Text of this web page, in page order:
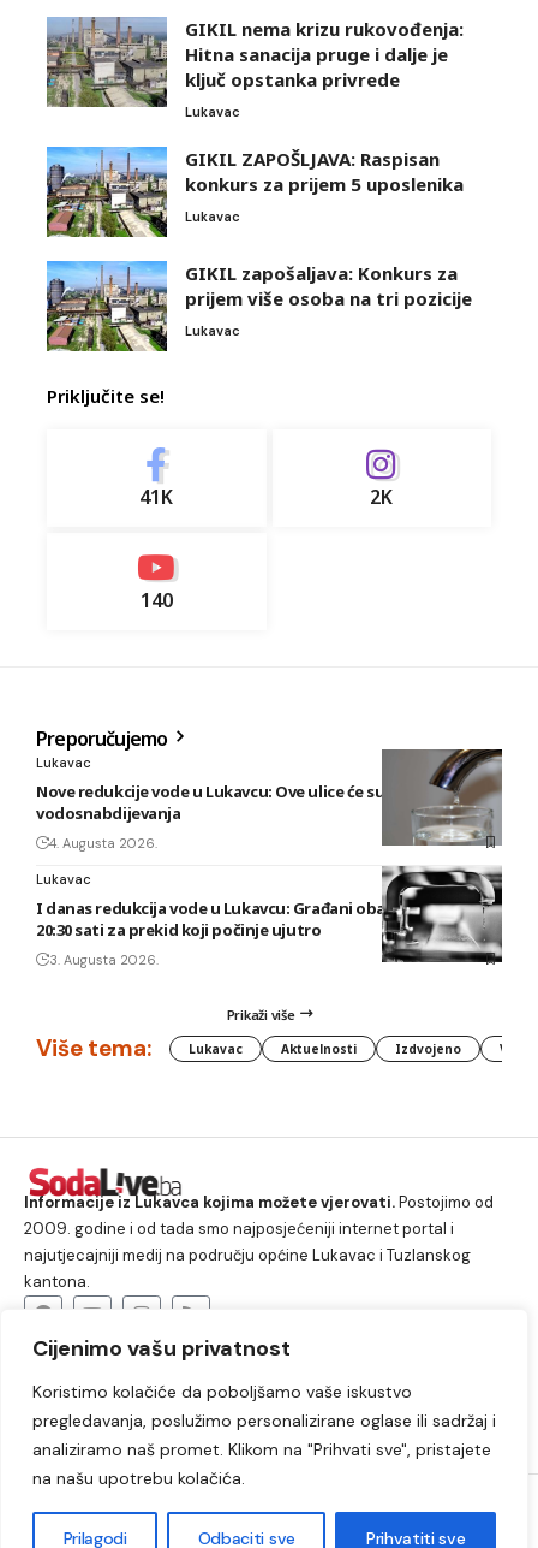
Cijenimo vašu privatnost
Koristimo kolačiće da poboljšamo vaše iskustvo
pregledavanja, poslužimo personalizirane oglase ili sadržaj i
analiziramo naš promet. Klikom na "Prihvati sve", pristajete
na našu upotrebu kolačića.
Prilagodi Odbaciti sve Prihvatiti sve
GIKIL nema krizu rukovođenja:
Hitna sanacija pruge i dalje je
ključ opstanka privrede
Lukavac
GIKIL ZAPOŠLJAVA: Raspisan
konkurs za prijem 5 uposlenika
Lukavac
GIKIL zapošaljava: Konkurs za
prijem više osoba na tri pozicije
Lukavac
Priključite se!
41K 2K
140
Preporučujemo
Lukavac
Nove redukcije vode u Lukavcu: Ove ulice će sutra biti bez
vodosnabdijevanja
4. Augusta 2026.
Lukavac
I danas redukcija vode u Lukavcu: Građani obaviješteni tek u
20:30 sati za prekid koji počinje ujutro
3. Augusta 2026.
Prikaži više
Više tema: Lukavac Aktuelnosti Izdvojeno
Informacije iz Lukavca kojima možete vjerovati.Postojimo od
2009. godine i od tada smo najposjećeniji internet portal i
najutjecajniji medij na području općine Lukavac i Tuzlanskog
kantona.
Lukavac Društvo Crna hronika
Sport
Kultura
Kolumne Slobodno vrijeme